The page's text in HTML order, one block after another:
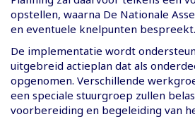
opstellen, waarna De Nationale
en eventuele knelpunten bespreekt.
De implementatie wordt
uitgebreid actieplan dat als
opgenomen. Verschillende
een speciale stuurgroep zullen
voorbereiding en begeleiding van